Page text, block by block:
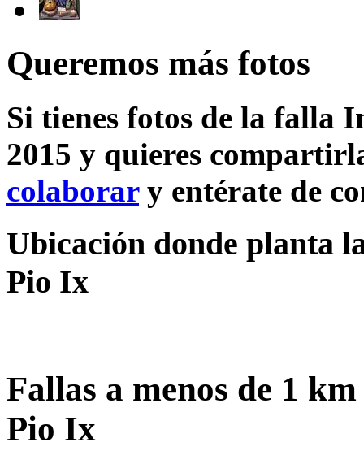
Queremos más fotos
Si tienes fotos de la falla
2015 y quieres
colaborary entérate de
Ubicación donde planta
Pio Ix
Fallas a menos de 1
Pio Ix